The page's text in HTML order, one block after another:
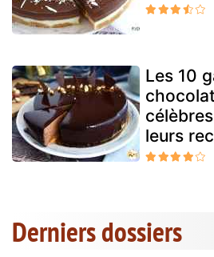
Les 10
leurs
Derniers dossiers